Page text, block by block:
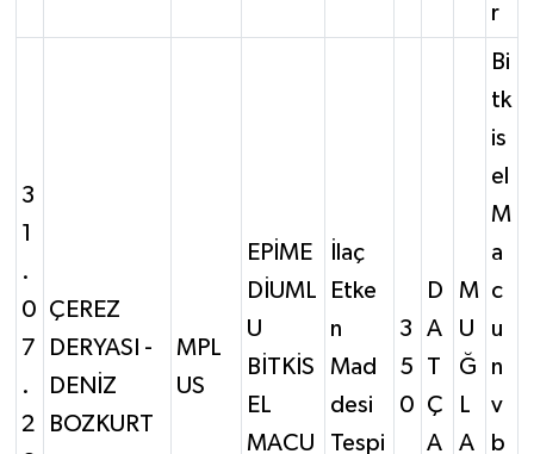
r
3
1
.
0
7
.
2
ÇEREZ
DERYASI -
DENİZ
BOZKURT
MPL
US
EPİME
DİUML
U
BİTKİS
EL
MACU
İlaç
Etke
n
Mad
desi
Tespi
3
5
0
D
A
T
Ç
A
M
U
Ğ
L
A
Bi
tk
is
el
M
a
c
u
n
v
b